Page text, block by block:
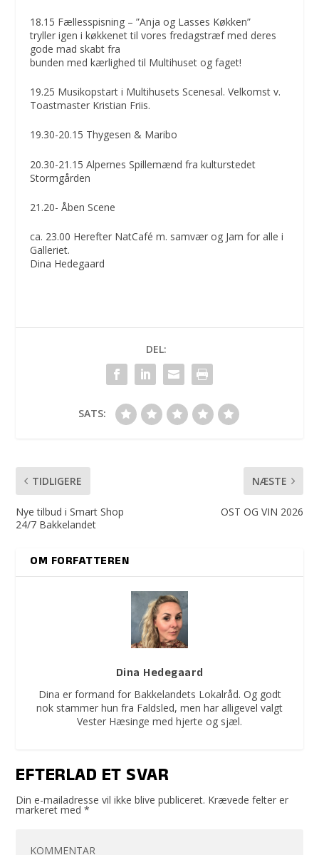
18.15 Fællesspisning – ”Anja og Lasses Køkken”
tryller igen i køkkenet til vores fredagstræf med deres
gode mad skabt fra
bunden med kærlighed til Multihuset og faget!
19.25 Musikopstart i Multihusets Scenesal. Velkomst v.
Toastmaster Kristian Friis.
19.30-20.15 Thygesen & Maribo
20.30-21.15 Alpernes Spillemænd fra kulturstedet
Stormgården
21.20- Åben Scene
ca. 23.00 Herefter NatCafé m. samvær og Jam for alle i
Galleriet.
Dina Hedegaard
DEL:
SATS:
TIDLIGERE
Nye tilbud i Smart Shop
24/7 Bakkelandet
NÆSTE
OST OG VIN 2026
OM FORFATTEREN
Dina Hedegaard
Dina er formand for Bakkelandets Lokalråd. Og godt
nok stammer hun fra Faldsled, men har alligevel valgt
Vester Hæsinge med hjerte og sjæl.
EFTERLAD ET SVAR
Din e-mailadresse vil ikke blive publiceret. Krævede felter er
markeret med*